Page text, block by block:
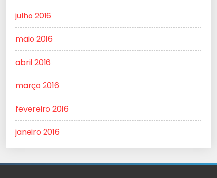
julho 2016
maio 2016
abril 2016
março 2016
fevereiro 2016
janeiro 2016